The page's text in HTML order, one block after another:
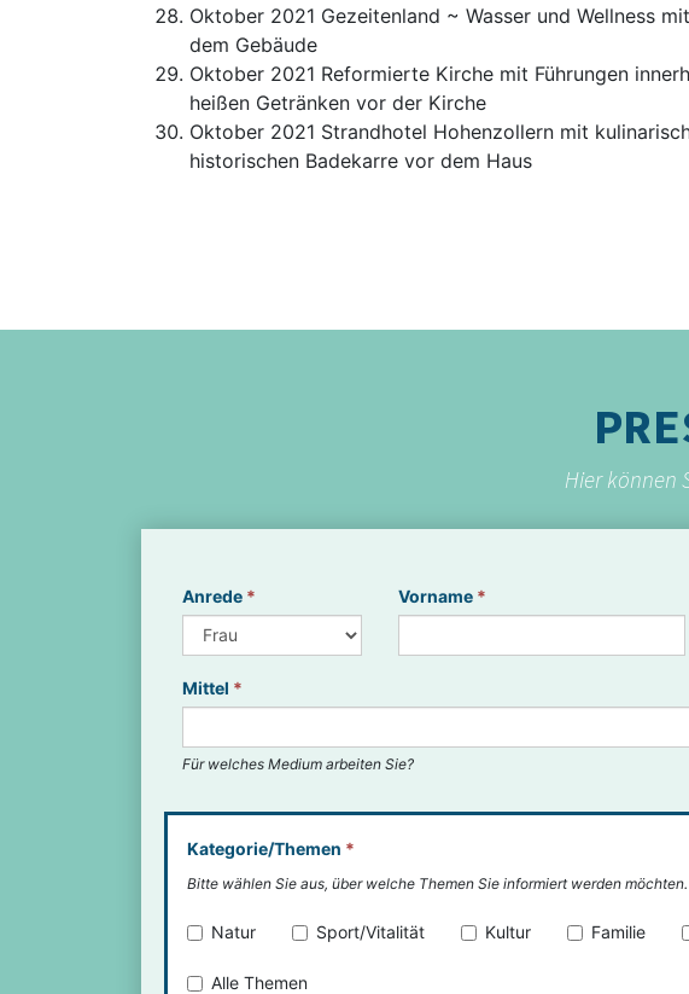
Oktober 2021 Gezeitenland ~ Wasser und Wellness
dem Gebäude
Oktober 2021 Reformierte Kirche mit Führungen
heißen Getränken vor der Kirche
Oktober 2021 Strandhotel Hohenzollern mit
historischen Badekarre vor dem Haus
Hier können
Anrede * Vorname *
Mittel *
Für welches Medium arbeiten Sie?
Kategorie/Themen *
Bitte wählen Sie aus, über welche Themen Sie informiert werden möchten.
Natur Sport/Vitalität Kultur Familie
Alle Themen